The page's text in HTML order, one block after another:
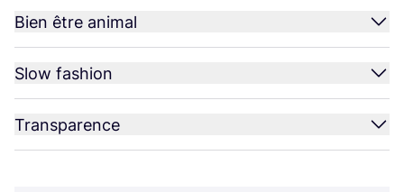
Bien être animal
Slow fashion
Transparence